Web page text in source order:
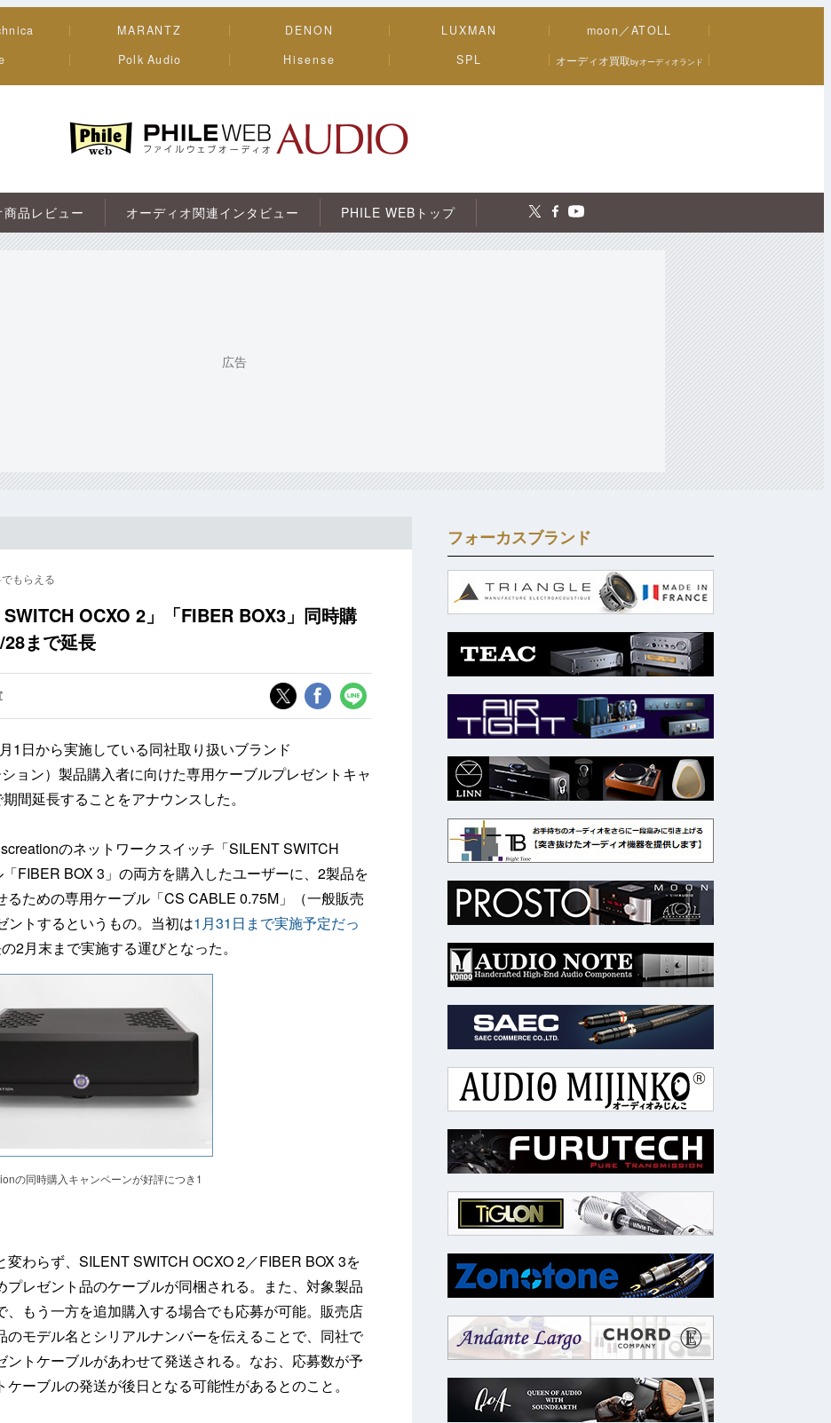
MARANTZ DENON LUXMAN
moon／ATOLL
Polk Audio Hisense SPL オーディオ買取byオーディオランド
PHILE WEB｜AV/オーディオ/ガジェット
品レビュー オーディオ関連インタビュー PHILE WEBトップ
もらえる
OCXO 2」「FIBER BOX3」同時購
まで延長
1日から実施している同社取り扱いブランド
ョン）製品購入者に向けた専用ケーブルプレゼントキャ
間延長することをアナウンスした。
のネットワークスイッチ「SILENT SWITCH
FIBER BOX 3」の両方を購入したユーザーに、2製品を
ための専用ケーブル「CS CABLE 0.75M」（一般販売
ントするというもの。当初は1月31日まで実施予定だっ
2月末まで実施する運びとなった。
の同時購入キャンペーンが好評につき1
わらず、SILENT SWITCH OCXO 2／FIBER BOX 3を
レゼント品のケーブルが同梱される。また、対象製品
もう一方を追加購入する場合でも応募が可能。販売店
のモデル名とシリアルナンバーを伝えることで、同社で
トケーブルがあわせて発送される。なお、応募数が予
ーブルの発送が後日となる可能性があるとのこと。
フォーカスブランド